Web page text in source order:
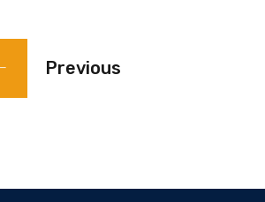
Previous